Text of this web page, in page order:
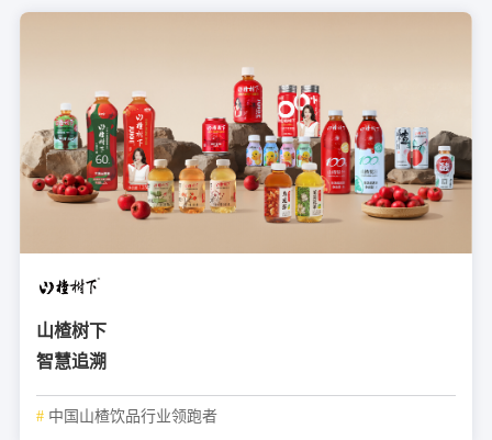
山楂树下
智慧追溯
# 中国山楂饮品行业领跑者